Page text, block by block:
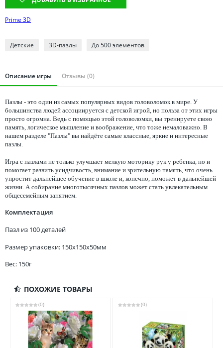
Томская область
Тюменская область
Ульяновская область
Prime 3D
Детcкие 3D-пазлы До 500 элементов
Описание игры Отзывы (0)
Пазлы - это один из самых популярных видов головоломок в мире. У
большинства людей ассоциируется с детской игрой, но польза от этих игры
просто огромна. Ведь с помощью этой головоломки, вы тренируете свою
память, логическое мышление и воображение, что тоже немаловажно. В
нашем разделе "Пазлы" вы найдёте самые классные, яркие и интересные
пазлы.
Игра с пазлами не только улучшает мелкую моторику рук у ребенка, но и
помогает развить усидчивость, внимание и зрительную память, что очень
упростит дальнейшее обучение в школе и, конечно, поможет в дальнейшей
жизни. А собирание многотысячных пазлов может стать увлекательным
общесемейным занятием.
Комплектация
Пазл из 100 деталей
Размер упаковки: 150x150x50мм
Вес: 150г
ПОХОЖИЕ ТОВАРЫ
(0) (0)